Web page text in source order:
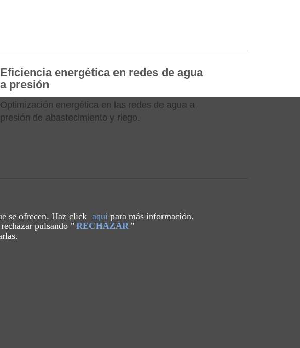
se ofrecen. Haz click aquí para más información.
pulsando " RECHAZAR "
Eficiencia energética en redes de agua
a presión
Optimización energética en las redes de agua a
presión de abastecimiento y riego.